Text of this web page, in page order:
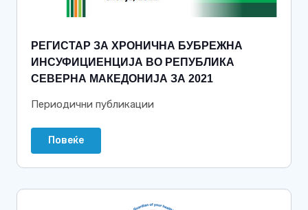
РЕГИСТАР ЗА ХРОНИЧНА БУБРЕЖНА
ИНСУФИЦИЕНЦИЈА ВО РЕПУБЛИКА
СЕВЕРНА МАКЕДОНИЈА ЗА 2021
Периодични публикации
Повеќе